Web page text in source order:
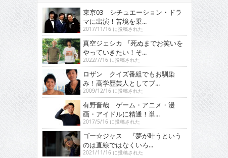
東京03 シチュエーション・ドラ
マに出演！苦境を乗...
2017/11/16 に投稿された
真空ジェシカ 『死ぬまでお笑いを
やっていきたい！そ...
2022/7/16 に投稿された
ロザン クイズ番組でもお馴染
み！高学歴芸人としてブ...
2009/12/16 に投稿された
有野晋哉 ゲーム・アニメ・漫
画・アイドルに精通！単...
2017/5/16 に投稿された
ゴー☆ジャス 『夢が叶うという
のは直線ではなくいろ...
2021/11/16 に投稿された